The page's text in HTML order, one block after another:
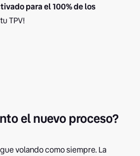
para el 100% de los
TPV!
el nuevo proceso?
volando como siempre. La